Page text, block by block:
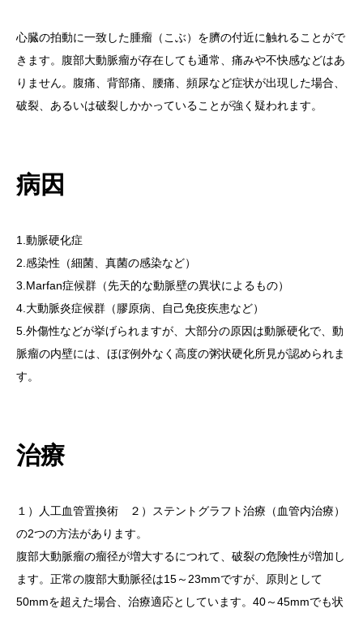
心臓の拍動に一致した腫瘤（こぶ）を臍の付近に触れることがで
きます。腹部大動脈瘤が存在しても通常、痛みや不快感などはあ
りません。腹痛、背部痛、腰痛、頻尿など症状が出現した場合、
破裂、あるいは破裂しかかっていることが強く疑われます。
病因
1.動脈硬化症
2.感染性（細菌、真菌の感染など）
3.Marfan症候群（先天的な動脈壁の異状によるもの）
4.大動脈炎症候群（膠原病、自己免疫疾患など）
5.外傷性などが挙げられますが、大部分の原因は動脈硬化で、動
脈瘤の内壁には、ほぼ例外なく高度の粥状硬化所見が認められま
す。
治療
１）人工血管置換術 ２）ステントグラフト治療（血管内治療）
の2つの方法があります。
腹部大動脈瘤の瘤径が増大するにつれて、破裂の危険性が増加し
ます。正常の腹部大動脈径は15～23mmですが、原則として
50mmを超えた場合、治療適応としています。40～45mmでも状